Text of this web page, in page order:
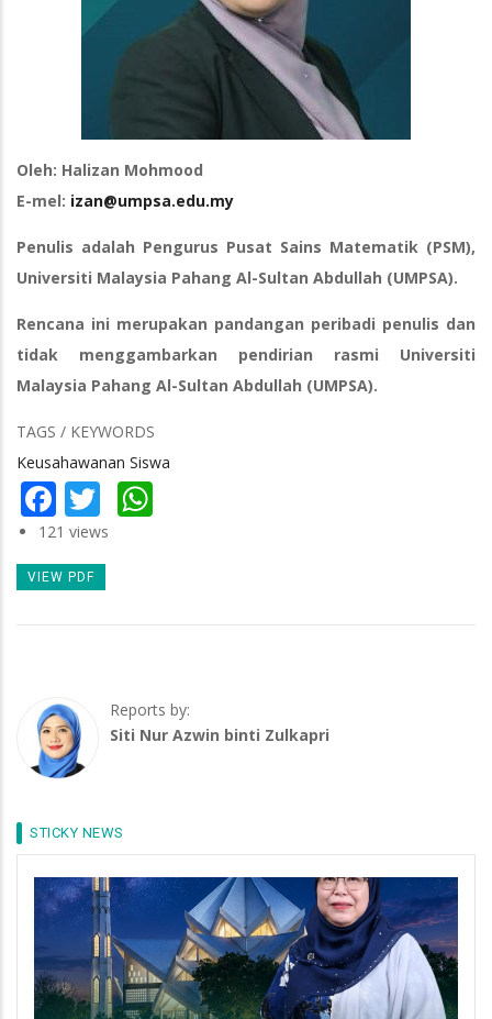
Oleh: Halizan Mohmood
E-mel: izan@umpsa.edu.my
Penulis adalah Pengurus Pusat Sains Matematik (PSM),
Universiti Malaysia Pahang Al-Sultan Abdullah (UMPSA).
Rencana ini merupakan pandangan peribadi penulis dan
tidak menggambarkan pendirian rasmi Universiti
Malaysia Pahang Al-Sultan Abdullah (UMPSA).
TAGS / KEYWORDS
Keusahawanan Siswa
Facebook
Twitter
121 views
VIEW PDF
Reports by:
Siti Nur Azwin binti Zulkapri
STICKY NEWS